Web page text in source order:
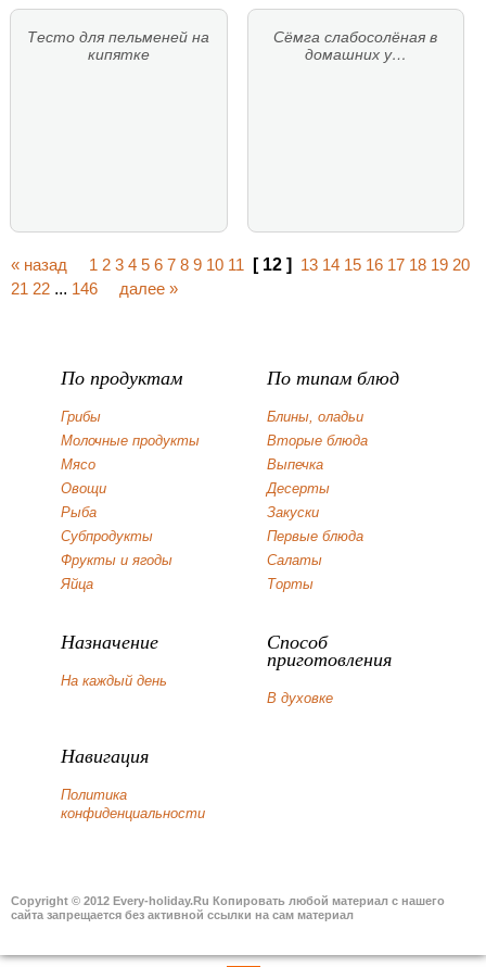
Тесто для пельменей на
кипятке
Сёмга слабосолёная в
домашних у…
« назад 1 2 3 4 5 6 7 8 9 10 11 [ 12 ] 13 14 15 16 17 18 19 20
21 22 ... 146 далее »
По продуктам
Грибы
Молочные продукты
Мясо
Овощи
Рыба
Субпродукты
Фрукты и ягоды
Яйца
По типам блюд
Блины, оладьи
Вторые блюда
Выпечка
Десерты
Закуски
Первые блюда
Салаты
Торты
Назначение
На каждый день
Способ
приготовления
В духовке
Навигация
Политика
конфиденциальности
Copyright © 2012 Every-holiday.Ru Копировать любой материал с нашего
сайта запрещается без активной ссылки на сам материал